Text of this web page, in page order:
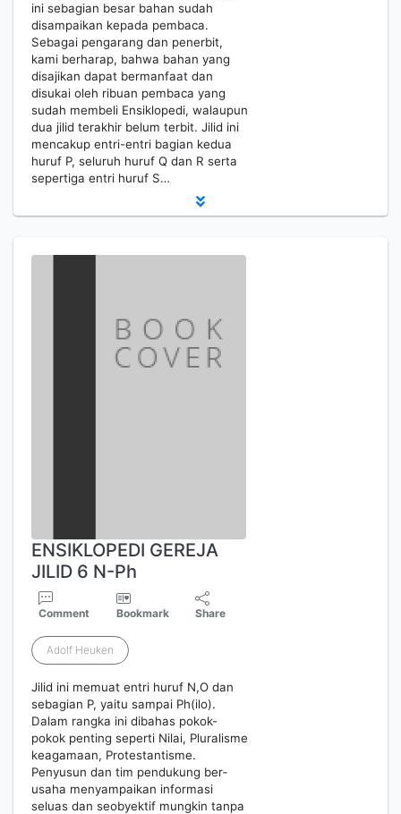
ini sebagian besar bahan sudah
disampaikan kepada pembaca.
Sebagai pengarang dan penerbit,
kami berharap, bahwa bahan yang
disajikan dapat bermanfaat dan
disukai oleh ribuan pembaca yang
sudah membeli Ensiklopedi, walaupun
dua jilid terakhir belum terbit. Jilid ini
mencakup entri-entri bagian kedua
huruf P, seluruh huruf Q dan R serta
sepertiga entri huruf S…
ENSIKLOPEDI GEREJA
JILID 6 N-Ph
Comment Bookmark Share
Adolf Heuken
Jilid ini memuat entri huruf N,O dan
sebagian P, yaitu sampai Ph(ilo).
Dalam rangka ini dibahas pokok-
pokok penting seperti Nilai, Pluralisme
keagamaan, Pro­tes­­tan­tisme.
Penyusun dan tim pendukung ber­
usaha menyampaikan informasi
seluas dan seobyektif mungkin tanpa